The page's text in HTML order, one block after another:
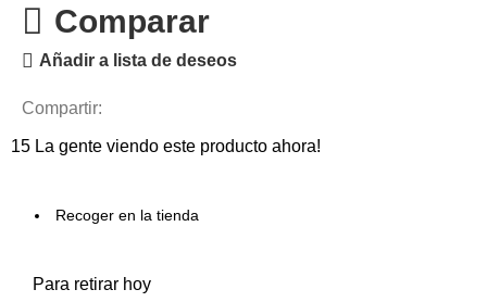
Comparar
Añadir a lista de deseos
Compartir:
15 La gente viendo este producto ahora!
Recoger en la tienda
Para retirar hoy